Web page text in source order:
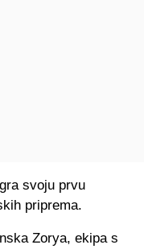
svoju prvu
priprema.
Zorya, ekipa s